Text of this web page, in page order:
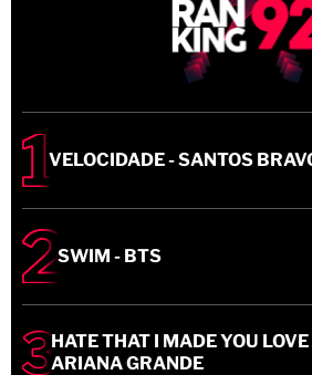
VELOCIDADE - SANTOS
SWIM - BTS
HATE THAT I MADE YOU LOVE
ARIANA GRANDE